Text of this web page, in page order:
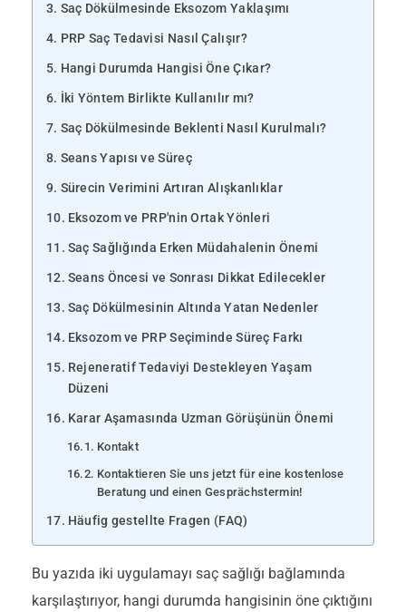
Saç Dökülmesinde Eksozom Yaklaşımı
PRP Saç Tedavisi Nasıl Çalışır?
Hangi Durumda Hangisi Öne Çıkar?
İki Yöntem Birlikte Kullanılır mı?
Saç Dökülmesinde Beklenti Nasıl Kurulmalı?
Seans Yapısı ve Süreç
Sürecin Verimini Artıran Alışkanlıklar
Eksozom ve PRP'nin Ortak Yönleri
Saç Sağlığında Erken Müdahalenin Önemi
Seans Öncesi ve Sonrası Dikkat Edilecekler
Saç Dökülmesinin Altında Yatan Nedenler
Eksozom ve PRP Seçiminde Süreç Farkı
Rejeneratif Tedaviyi Destekleyen Yaşam
Düzeni
Karar Aşamasında Uzman Görüşünün Önemi
Kontakt
Kontaktieren Sie uns jetzt für eine kostenlose
Beratung und einen Gesprächstermin!
Häufig gestellte Fragen (FAQ)
Bu yazıda iki uygulamayı saç sağlığı bağlamında
karşılaştırıyor, hangi durumda hangisinin öne çıktığını